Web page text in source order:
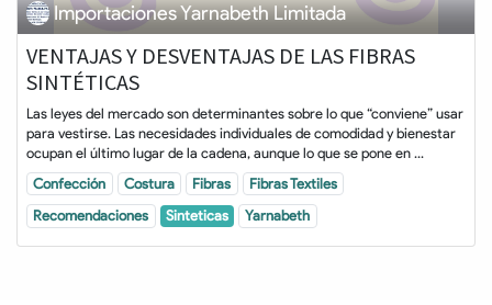
Importaciones Yarnabeth Limitada
VENTAJAS Y DESVENTAJAS DE LAS FIBRAS
SINTÉTICAS
Las leyes del mercado son determinantes sobre lo que “conviene” usar
para vestirse. Las necesidades individuales de comodidad y bienestar
ocupan el último lugar de la cadena, aunque lo que se pone en ...
Confección Costura Fibras
Fibras Textiles
Recomendaciones
Sinteticas Yarnabeth